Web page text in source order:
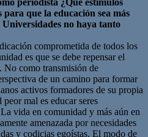
que la educación sea más
no haya tanto
comprometida de todos los
es que se debe repensar el
No como transmisión de
de un camino para formar
activos formadores de su propia
mal es educar seres
vida en comunidad y más aún en
amenazada por necesidades
y codicias egoístas. El modo de